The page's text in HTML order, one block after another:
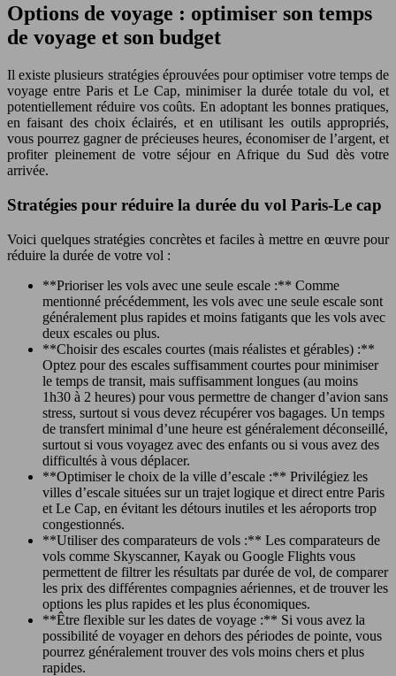
Options de voyage : optimiser son temps
de voyage et son budget
Il existe plusieurs stratégies éprouvées pour optimiser votre temps de
voyage entre Paris et Le Cap, minimiser la durée totale du vol, et
potentiellement réduire vos coûts. En adoptant les bonnes pratiques,
en faisant des choix éclairés, et en utilisant les outils appropriés,
vous pourrez gagner de précieuses heures, économiser de l’argent, et
profiter pleinement de votre séjour en Afrique du Sud dès votre
arrivée.
Stratégies pour réduire la durée du vol Paris-Le cap
Voici quelques stratégies concrètes et faciles à mettre en œuvre pour
réduire la durée de votre vol :
**Prioriser les vols avec une seule escale :** Comme
mentionné précédemment, les vols avec une seule escale sont
généralement plus rapides et moins fatigants que les vols avec
deux escales ou plus.
**Choisir des escales courtes (mais réalistes et gérables) :**
Optez pour des escales suffisamment courtes pour minimiser
le temps de transit, mais suffisamment longues (au moins
1h30 à 2 heures) pour vous permettre de changer d’avion sans
stress, surtout si vous devez récupérer vos bagages. Un temps
de transfert minimal d’une heure est généralement déconseillé,
surtout si vous voyagez avec des enfants ou si vous avez des
difficultés à vous déplacer.
**Optimiser le choix de la ville d’escale :** Privilégiez les
villes d’escale situées sur un trajet logique et direct entre Paris
et Le Cap, en évitant les détours inutiles et les aéroports trop
congestionnés.
**Utiliser des comparateurs de vols :** Les comparateurs de
vols comme Skyscanner, Kayak ou Google Flights vous
permettent de filtrer les résultats par durée de vol, de comparer
les prix des différentes compagnies aériennes, et de trouver les
options les plus rapides et les plus économiques.
**Être flexible sur les dates de voyage :** Si vous avez la
possibilité de voyager en dehors des périodes de pointe, vous
pourrez généralement trouver des vols moins chers et plus
rapides.